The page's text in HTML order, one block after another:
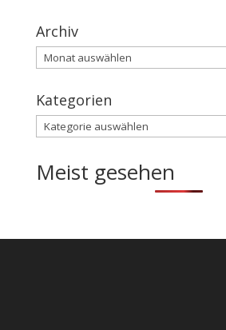
Archiv
Archiv
Kategorien
Kategorien
Meist gesehen